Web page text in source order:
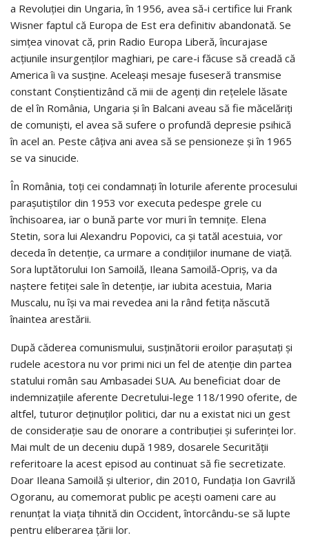
a Revoluției din Ungaria, în 1956, avea să-i certifice lui Frank
Wisner faptul că Europa de Est era definitiv abandonată. Se
simțea vinovat că, prin Radio Europa Liberă, încurajase
acțiunile insurgenților maghiari, pe care-i făcuse să creadă că
America îi va susține. Aceleași mesaje fuseseră transmise
constant Conștientizând că mii de agenți din rețelele lăsate
de el în România, Ungaria și în Balcani aveau să fie măcelăriți
de comuniști, el avea să sufere o profundă depresie psihică
în acel an. Peste câțiva ani avea să se pensioneze și în 1965
se va sinucide.
În România, toți cei condamnați în loturile aferente procesului
parașutiștilor din 1953 vor executa pedespe grele cu
închisoarea, iar o bună parte vor muri în temnițe. Elena
Stetin, sora lui Alexandru Popovici, ca și tatăl acestuia, vor
deceda în detenție, ca urmare a condițiilor inumane de viață.
Sora luptătorului Ion Samoilă, Ileana Samoilă-Opriș, va da
naștere fetiței sale în detenție, iar iubita acestuia, Maria
Muscalu, nu își va mai revedea ani la rând fetița născută
înaintea arestării.
După căderea comunismului, susținătorii eroilor parașutați și
rudele acestora nu vor primi nici un fel de atenție din partea
statului român sau Ambasadei SUA. Au beneficiat doar de
indemnizațiile aferente Decretului-lege 118/1990 oferite, de
altfel, tuturor deținuților politici, dar nu a existat nici un gest
de considerație sau de onorare a contribuției și suferinței lor.
Mai mult de un deceniu după 1989, dosarele Securității
referitoare la acest episod au continuat să fie secretizate.
Doar Ileana Samoilă și ulterior, din 2010, Fundația Ion Gavrilă
Ogoranu, au comemorat public pe acești oameni care au
renunțat la viața tihnită din Occident, întorcându-se să lupte
pentru eliberarea țării lor.